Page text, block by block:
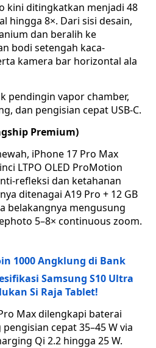
kini ditingkatkan menjadi 48
hingga 8×. Dari sisi desain,
dan beralih ke
bodi setengah kaca-
kamera bar horizontal ala
pendingin vapor chamber,
dan pengisian cepat USB-C.
Premium)
iPhone 17 Pro Max
LTPO OLED ProMotion
refleksi dan ketahanan
ditenagai A19 Pro + 12 GB
belakangnya mengusung
5–8× continuous zoom.
1000 Angklung di Bank
Samsung S10 Ultra
Si Raja Tablet!
Max dilengkapi baterai
cepat 35–45 W via
Qi 2.2 hingga 25 W.